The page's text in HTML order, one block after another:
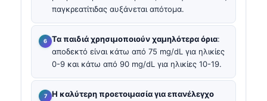
παγκρεατίτιδας αυξάνεται απότομα.
Τα παιδιά χρησιμοποιούν χαμηλότερα όρια:
αποδεκτό είναι κάτω από 75 mg/dL για ηλικίες
0-9 και κάτω από 90 mg/dL για ηλικίες 10-19.
Η καλύτερη προετοιμασία για επανέλεγχο